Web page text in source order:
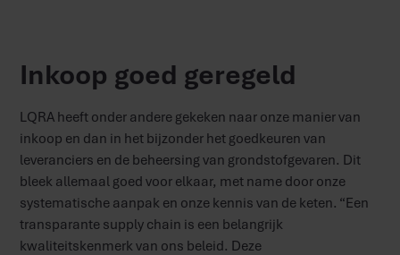
Inkoop goed geregeld
LQRA heeft onder andere gekeken naar onze manier van
inkoop en dan in het bijzonder het goedkeuren van
leveranciers en de beheersing van grondstofgevaren. Dit
bleek allemaal goed voor elkaar, met name door onze
systematische aanpak en onze kennis van de keten. “Een
transparante supply chain is een belangrijk
kwaliteitskenmerk van ons beleid. Deze